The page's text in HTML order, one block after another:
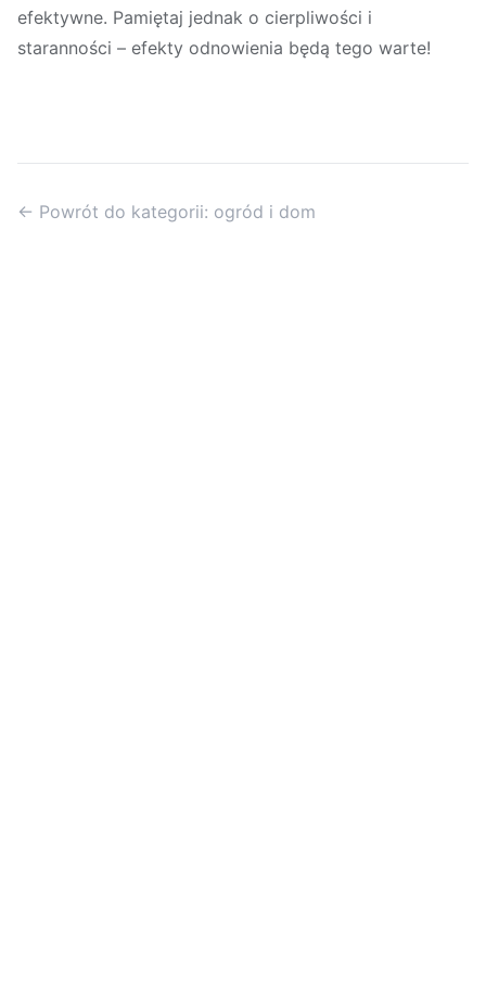
efektywne. Pamiętaj jednak o cierpliwości i
staranności – efekty odnowienia będą tego warte!
← Powrót do kategorii: ogród i dom